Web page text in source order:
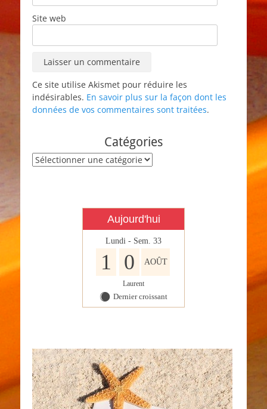
Site web
Ce site utilise Akismet pour réduire les
indésirables. En savoir plus sur la façon dont les
données de vos commentaires sont traitées.
Catégories
Catégories
Aujourd'hui
Lundi - Sem. 33
1 0 AOÛT
Laurent
Y Dernier croissant